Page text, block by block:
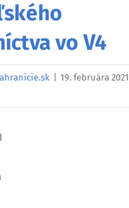
vo V4
19. februára 2021